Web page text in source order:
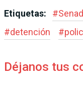
Etiquetas: #Senad
#detención #
Déjanos tus